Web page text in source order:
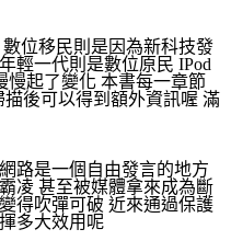
位移民則是因為新科技發
輕一代則是數位原民 IPod
慢起了變化 本書每一章節
描後可以得到額外資訊喔 滿
路是一個自由發言的地方
凌 甚至被媒體拿來成為斷
得吹彈可破 近來通過保護
多大效用呢